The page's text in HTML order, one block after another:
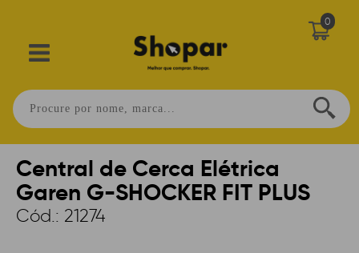
0
Central de Cerca Elétrica
Garen G-SHOCKER FIT PLUS
Cód.: 21274